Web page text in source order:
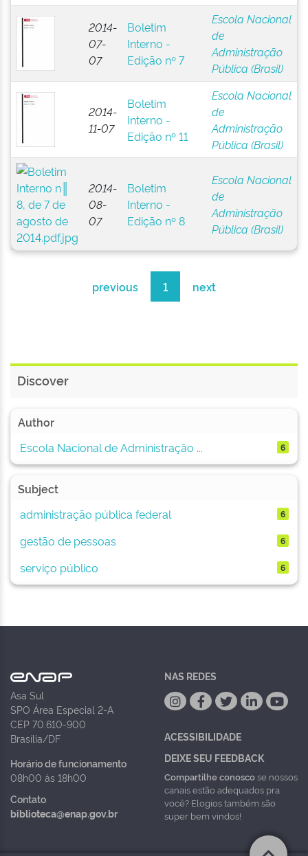
2014-
07-
07
Boletim
Interno -
Edição nº 7
Escola Nacional
de
Administração
Pública (Brasil)
2014-
11-07
Boletim
Interno -
Edição nº 11
Escola Nacional
de
Administração
Pública (Brasil)
2014-
08-
07
Boletim
Interno -
Edição nº 8
Escola Nacional
de
Administração
Pública (Brasil)
previous 1 next
Discover
Author
Escola Nacional de Administração ...
6
Subject
administração pública federal
6
gestão de pessoas 6
serviço público 6
Asa Sul
SPO Área Especial 2-A
CEP 70.610-900
Brasília/DF
Horário de funcionamento
08h00 às 18h00
Contato
biblioteca@enap.gov.br
NAS REDES
ACESSIBILIDADE
DEIXE SEU FEEDBACK
Compartilhe conoscose nossos
canais estão adequados pra
você? Elogios também são
super bem vindos!